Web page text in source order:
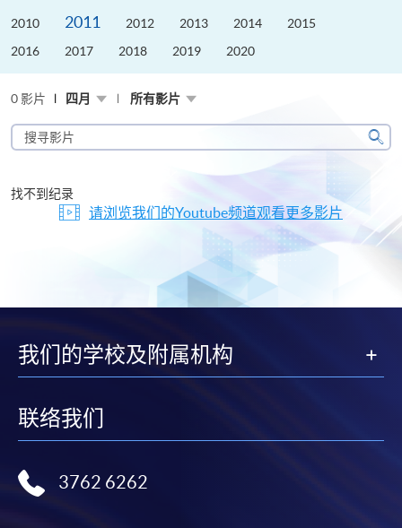
2010 2011 2012 2013 2014
2015
2016
2017 2018 2019 2020
0 影片 四月 所有影片
搜
寻
片
搜
找不到纪录
请浏览我们的Youtube频道观看更多影片
我们的学校及附属机构
联络我们
3762 6262